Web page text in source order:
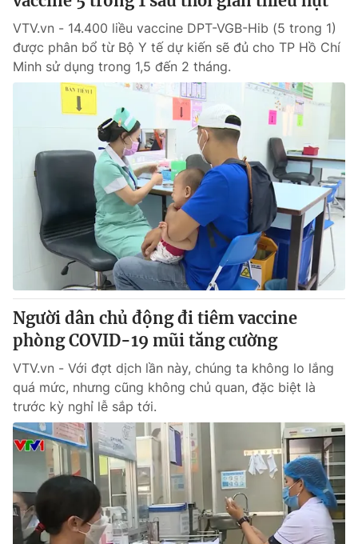
Liên hệ tòa soạn English
Theo dõi báo trên
Cơ quan chủ quản:Đài Truyền hình Việt Nam
Cơ quan báo chí:Thời báo VTV
Giấy phép hoạt động báo in và báo điện tử số 483/GP-BTTTT
cấp ngày 29/12/2023
Tổng Biên tập:Vũ Thanh Thủy
Phó Tổng Biên tập:Nguyễn Thị Mỹ Hạnh, Phạm Quốc Thắng,
Nguyễn Trọng Ninh
Tổng đài VTV:
024.38 355 931 - 024.38 355 932
Ðiện thoại Thời báo VTV: 024.66 897 897
Email: toasoan@vtv.vn
Liên hệ quảng cáo:024-7300.7108
VTV.vn - 14.400 liều vaccine DPT-VGB-Hib (5 trong 1)
được phân bổ từ Bộ Y tế dự kiến sẽ đủ cho TP Hồ Chí
Minh sử dụng trong 1,5 đến 2 tháng.
Người dân chủ động đi tiêm vaccine
phòng COVID-19 mũi tăng cường
VTV.vn - Với đợt dịch lần này, chúng ta không lo lắng
quá mức, nhưng cũng không chủ quan, đặc biệt là
trước kỳ nghỉ lễ sắp tới.